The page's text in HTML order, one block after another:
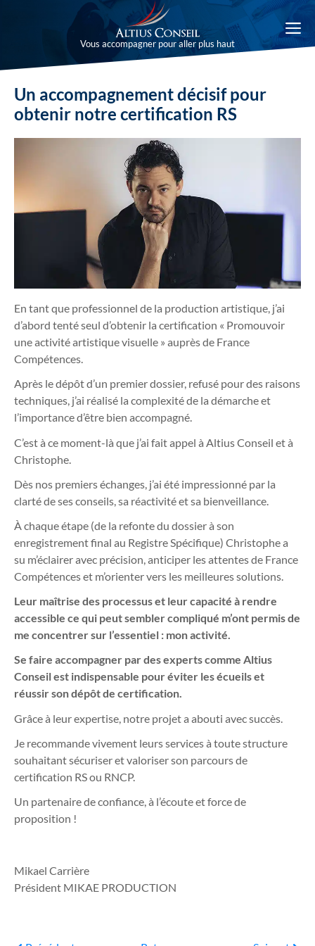
Vous accompagner pour aller plus haut
Un accompagnement décisif pour
obtenir notre certification RS
En tant que professionnel de la production artistique, j’ai
d’abord tenté seul d’obtenir la certification « Promouvoir
une activité artistique visuelle » auprès de France
Compétences.
Après le dépôt d’un premier dossier, refusé pour des raisons
techniques, j’ai réalisé la complexité de la démarche et
l’importance d’être bien accompagné.
C’est à ce moment-là que j’ai fait appel à Altius Conseil et à
Christophe.
Dès nos premiers échanges, j’ai été impressionné par la
clarté de ses conseils, sa réactivité et sa bienveillance.
À chaque étape (de la refonte du dossier à son
enregistrement final au Registre Spécifique) Christophe a
su m’éclairer avec précision, anticiper les attentes de France
Compétences et m’orienter vers les meilleures solutions.
Leur maîtrise des processus et leur capacité à rendre
accessible ce qui peut sembler compliqué m’ont permis de
me concentrer sur l’essentiel : mon activité.
Se faire accompagner par des experts comme Altius
Conseil est indispensable pour éviter les écueils et
réussir son dépôt de certification.
Grâce à leur expertise, notre projet a abouti avec succès.
Je recommande vivement leurs services à toute structure
souhaitant sécuriser et valoriser son parcours de
certification RS ou RNCP.
Un partenaire de confiance, à l’écoute et force de
proposition !
Mikael Carrière
Président MIKAE PRODUCTION